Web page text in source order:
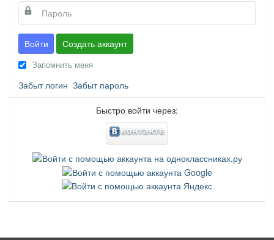
Войти Создать аккаунт
Запомнить меня
Забыт логин Забыт пароль
Быстро войти через: